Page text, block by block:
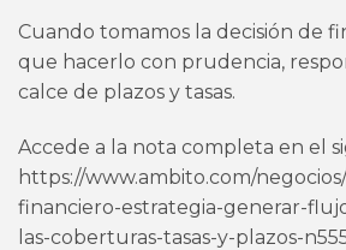
Cuando tomamos la decisión de
que hacerlo con prudencia,
calce de plazos y tasas.
Accede a la nota completa en el
https://www.ambito.com/
financiero-estrategia-generar-
las-coberturas-tasas-y-plazos-